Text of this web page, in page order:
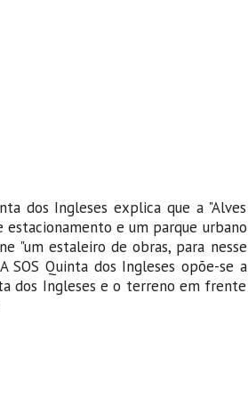
dos Ingleses explica que a "Alves
e um parque urbano
"um estaleiro de obras, para nesse
Quinta dos Ingleses opõe-se a
dos Ingleses e o terreno em frente